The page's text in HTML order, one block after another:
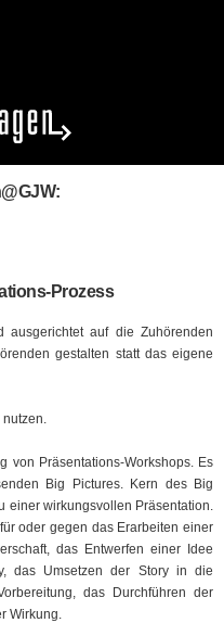
Prozess
ausgerichtet auf die Zuhörenden
gestalten statt das eigene
nutzen.
von Präsentations-Workshops. Es
Big Pictures. Kern des Big
einer wirkungsvollen Präsentation.
oder gegen das Erarbeiten einer
das Entwerfen einer Idee
das Umsetzen der Story in die
das Durchführen der
Wirkung.